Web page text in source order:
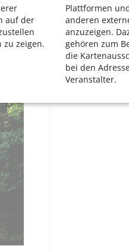
auf der
zu zeigen.
Plattformen
anderen
anzuzeigen.
gehören zum
die
bei den
Veranstalter.